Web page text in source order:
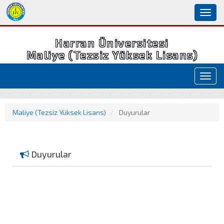
Harran Üniversitesi
Maliye (Tezsiz Yüksek Lisans)
Maliye (Tezsiz Yüksek Lisans) Duyurular
Duyurular